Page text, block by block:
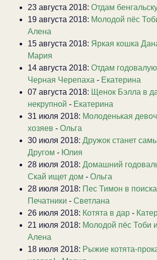
23 августа 2018: Отдам
19 августа 2018: Молодой пёс
Алена
15 августа 2018: Яркая кошка
Мария
14 августа 2018: Отдам
Черная Черепаха - Екатерина
07 августа 2018: Щенок Бэлла в
некрупной - Екатерина
31 июля 2018: Молоденькая
хозяев - Ольга
30 июля 2018: Дружок станет
Другом - Юлия
28 июля 2018: Домашний
Скай ищет дом - Ольга
28 июля 2018: Пес Тимон в
Печатники - Светлана
26 июля 2018: Котята в дар -
21 июля 2018: Молодой пёс Тоби
Алена
18 июля 2018: Рыжие котята-